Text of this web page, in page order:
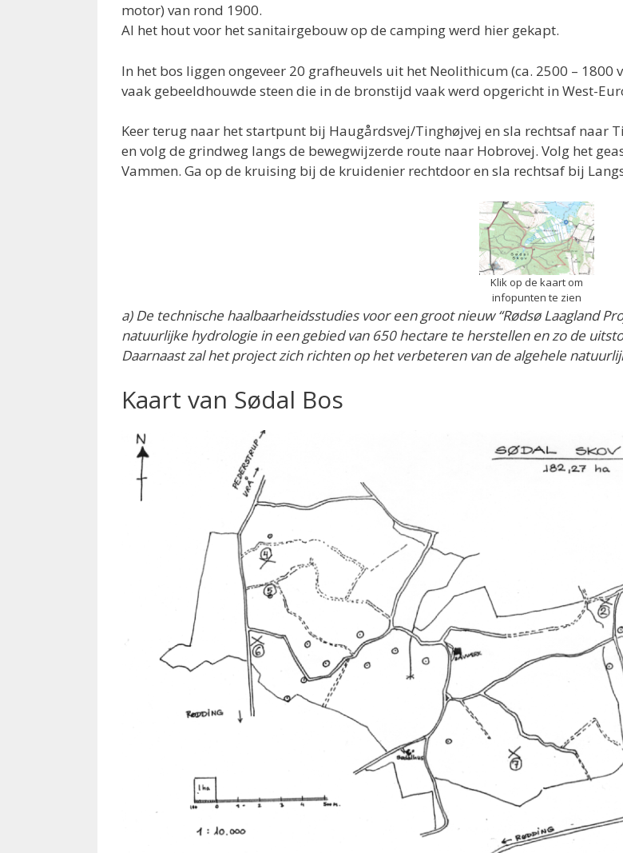
motor) van rond 1900.
Al het hout voor het sanitairgebouw op de camping werd hier gekapt.
In het bos liggen ongeveer 20 grafheuvels uit het Neolithicum (ca. 2500 – 1800
vaak gebeeldhouwde steen die in de bronstijd vaak werd opgericht in West-
Keer terug naar het startpunt bij Haugårdsvej/Tinghøjvej en sla rechtsaf naar
en volg de grindweg langs de bewegwijzerde route naar Hobrovej. Volg het
Vammen. Ga op de kruising bij de kruidenier rechtdoor en sla rechtsaf bij
Klik op de kaart om
infopunten te zien
a) De technische haalbaarheidsstudies voor een groot nieuw “Rødsø Laagland
natuurlijke hydrologie in een gebied van 650 hectare te herstellen en zo de
Daarnaast zal het project zich richten op het verbeteren van de algehele
Kaart van Sødal Bos